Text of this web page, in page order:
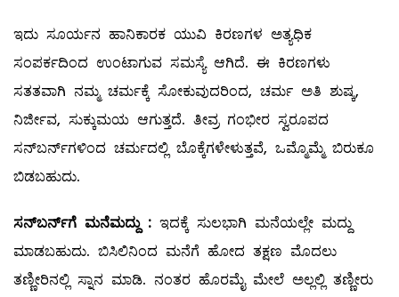
ಇದು ಸೂರ್ಯನ ಹಾನಿಕಾರಕ ಯುವಿ ಕಿರಣಗಳ ಅತ್ಯಧಿಕ
ಸಂಪರ್ಕದಿಂದ ಉಂಟಾಗುವ ಸಮಸ್ಯೆ ಆಗಿದೆ. ಈ ಕಿರಣಗಳು
ಸತತವಾಗಿ ನಮ್ಮ ಚರ್ಮಕ್ಕೆ ಸೋಕುವುದರಿಂದ, ಚರ್ಮ ಅತಿ ಶುಷ್ಕ,
ನಿರ್ಜೀವ, ಸುಕ್ಕುಮಯ ಆಗುತ್ತದೆ. ತೀವ್ರ ಗಂಭೀರ ಸ್ವರೂಪದ
ಸನ್‌ಬರ್ನ್‌ಗಳಿಂದ ಚರ್ಮದಲ್ಲಿ ಬೊಕ್ಕೆಗಳೇಳುತ್ತವೆ, ಒಮ್ಮೊಮ್ಮೆ ಬಿರುಕೂ
ಬಿಡಬಹುದು.
ಸನ್‌ಬರ್ನ್‌ಗೆ ಮನೆಮದ್ದು : ಇದಕ್ಕೆ ಸುಲಭಾಗಿ ಮನೆಯಲ್ಲೇ ಮದ್ದು
ಮಾಡಬಹುದು. ಬಿಸಿಲಿನಿಂದ ಮನೆಗೆ ಹೋದ ತಕ್ಷಣ ಮೊದಲು
ತಣ್ಣೀರಿನಲ್ಲಿ ಸ್ನಾನ ಮಾಡಿ. ನಂತರ ಹೊರಮೈ ಮೇಲೆ ಅಲ್ಲಲ್ಲಿ ತಣ್ಣೀರು